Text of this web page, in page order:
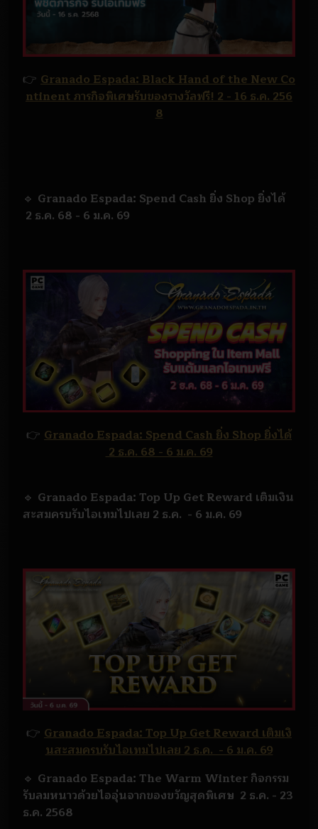
👉 Granado Espada: Black Hand of the New Co
ntinent ภารกิจพิเศษรับของรางวัลฟรี! 2 - 16 ธ.ค. 256
8
🔹 Granado Espada: Spend Cash ยิ่ง Shop ยิ่งได้
2 ธ.ค. 68 - 6 ม.ค. 69
👉 Granado Espada: Spend Cash ยิ่ง Shop ยิ่งได้
2 ธ.ค. 68 - 6 ม.ค. 69
🔹 Granado Espada: Top Up Get Reward เติมเงิน
สะสมครบรับไอเทมไปเลย 2 ธ.ค. - 6 ม.ค. 69
👉 Granado Espada: Top Up Get Reward เติมเงิ
นสะสมครบรับไอเทมไปเลย 2 ธ.ค. - 6 ม.ค. 69
🔹 Granado Espada: The Warm Winter กิจกรรม
รับลมหนาวด้วยไออุ่นจากของขวัญสุดพิเศษ 2 ธ.ค. - 23
ธ.ค. 2568